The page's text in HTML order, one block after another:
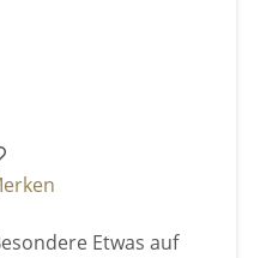
Etwas auf